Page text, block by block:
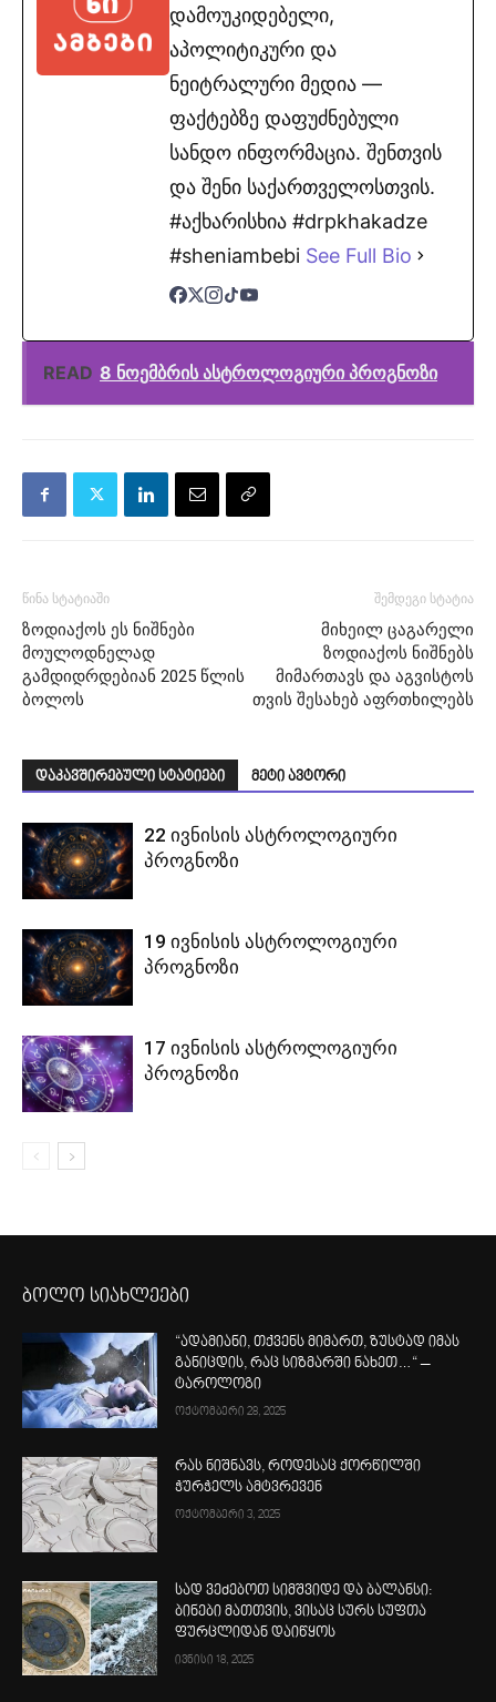
დამოუკიდებელი,
აპოლიტიკური და
ნეიტრალური მედია —
ფაქტებზე დაფუძნებული
სანდო ინფორმაცია. შენთვის
და შენი საქართველოსთვის.
#აქხარისხია #drpkhakadze
#sheniambebi See Full Bio
READ 8 ნოემბრის ასტროლოგიური პროგნოზი
წინა სტატიაში
ზოდიაქოს ეს ნიშნები
მოულოდნელად
გამდიდრდებიან 2025 წლის
ბოლოს
შემდეგი სტატია
მიხეილ ცაგარელი
ზოდიაქოს ნიშნებს
მიმართავს და აგვისტოს
თვის შესახებ აფრთხილებს
დაკავშირებული სტატიები მეტი ავტორი
22 ივნისის ასტროლოგიური
პროგნოზი
19 ივნისის ასტროლოგიური
პროგნოზი
17 ივნისის ასტროლოგიური
პროგნოზი
ბოლო სიახლეები
“ადამიანი, თქვენს მიმართ, ზუსტად იმას
განიცდის, რაც სიზმარში ნახეთ…“ –
ტაროლოგი
ოქტომბერი 28, 2025
რას ნიშნავს, როდესაც ქორწილში
ჭურჭელს ამტვრევენ
ოქტომბერი 3, 2025
სად ვეძებოთ სიმშვიდე და ბალანსი:
ბინები მათთვის, ვისაც სურს სუფთა
ფურცლიდან დაიწყოს
ივნისი 18, 2025